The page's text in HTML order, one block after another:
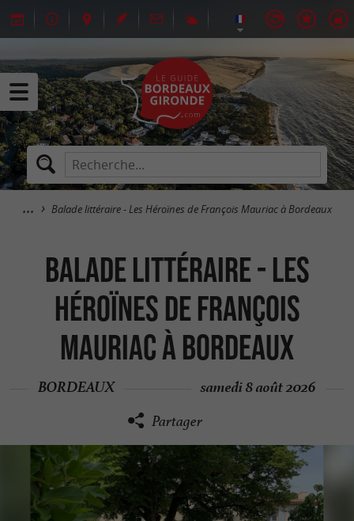
Balade littéraire - Les Héroïnes de François Mauriac à Bordeaux
Balade littéraire - Les
Héroïnes de François
Mauriac à Bordeaux
BORDEAUX samedi 8 août 2026
Partager